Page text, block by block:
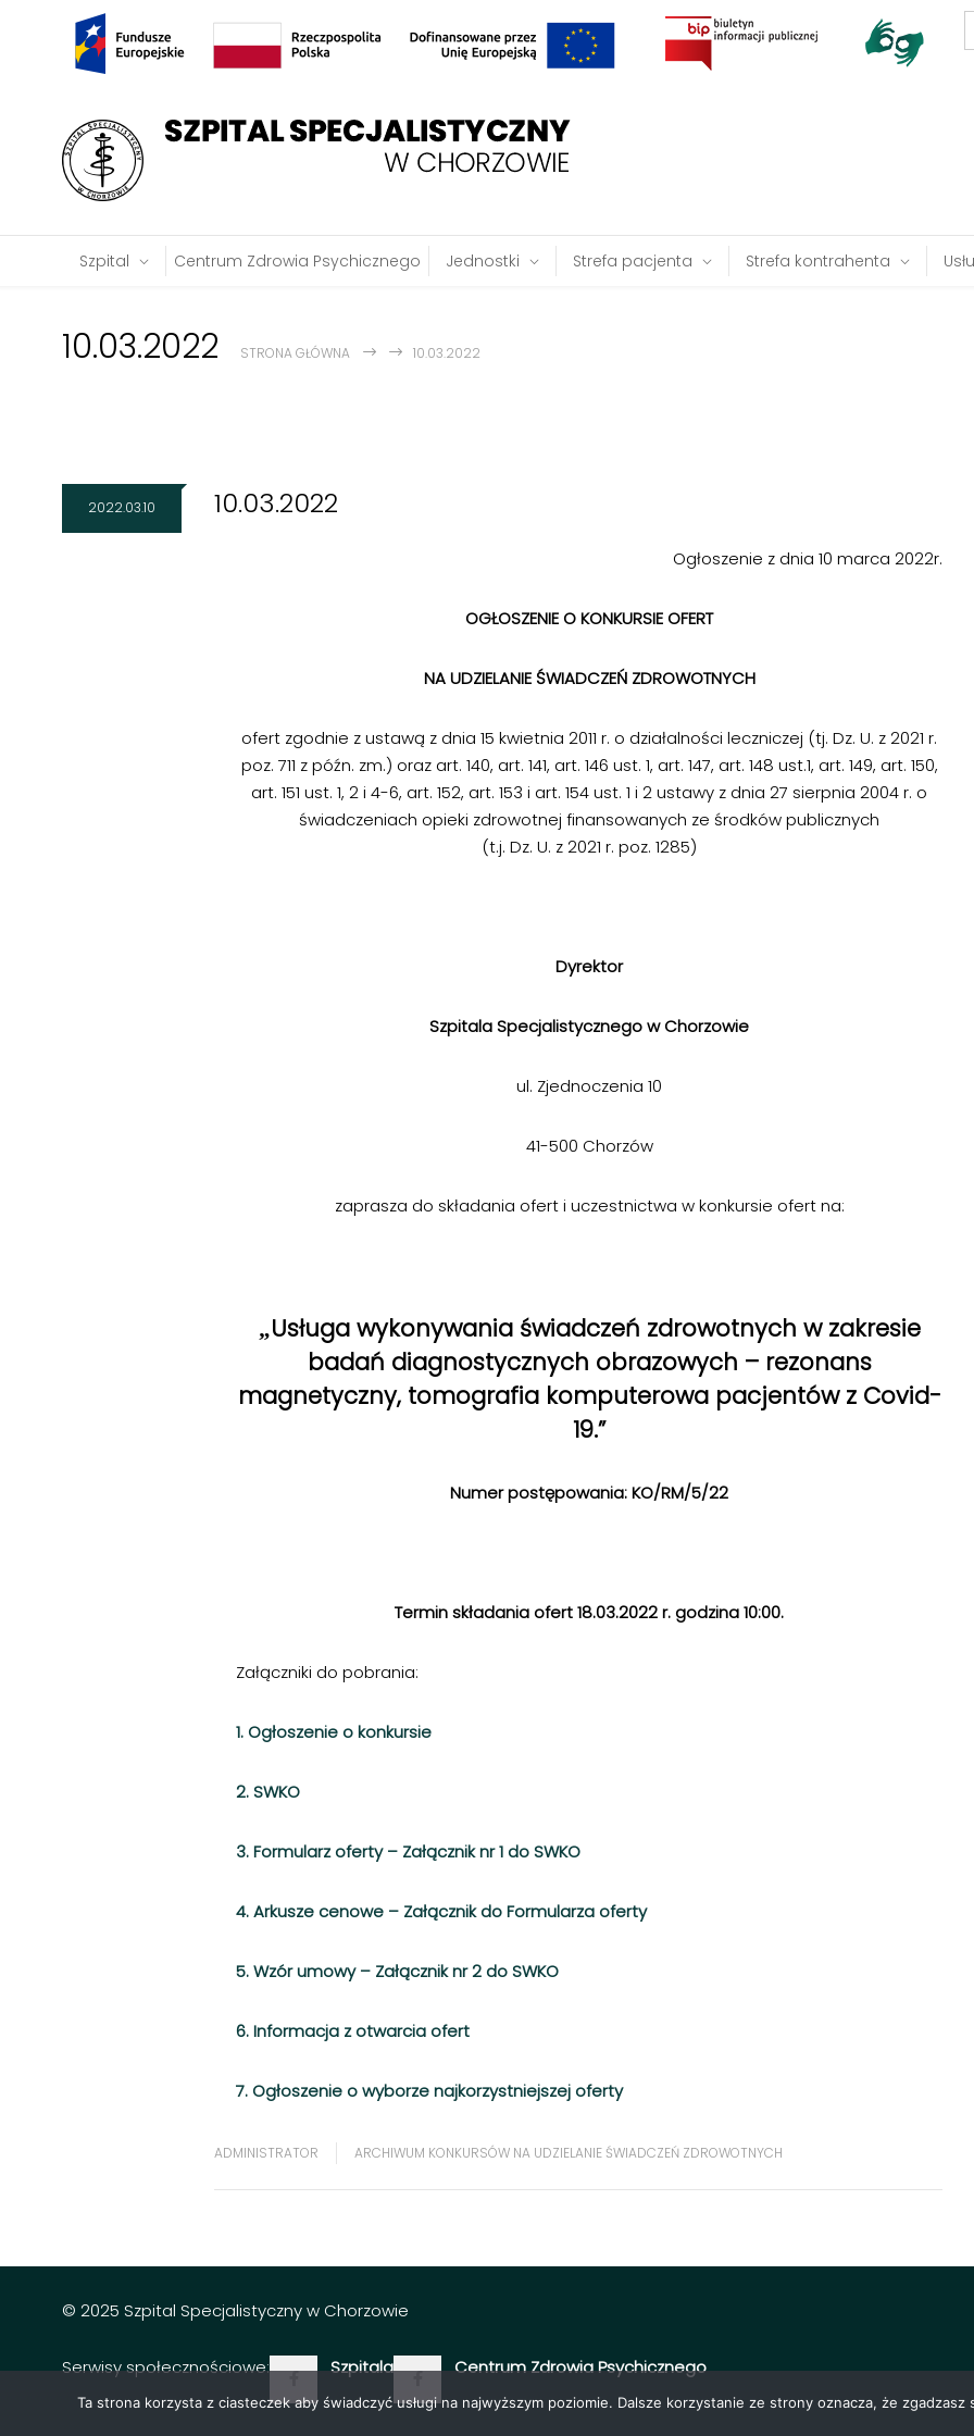
Szpital Centrum Zdrowia Psychicznego Jednostki Strefa pacjenta Strefa kontrahenta
10.03.2022 STRONA GŁÓWNA 10.03.2022
2022.03.10 10.03.2022
Ogłoszenie z dnia 10 marca 2022r.
OGŁOSZENIE O KONKURSIE OFERT
NA UDZIELANIE ŚWIADCZEŃ ZDROWOTNYCH
ofert zgodnie z ustawą z dnia 15 kwietnia 2011 r. o działalności leczniczej (tj. Dz. U. z 2021 r.
poz. 711 z późn. zm.) oraz art. 140, art. 141, art. 146 ust. 1, art. 147, art. 148 ust.1, art. 149, art. 150,
art. 151 ust. 1, 2 i 4-6, art. 152, art. 153 i art. 154 ust. 1 i 2 ustawy z dnia 27 sierpnia 2004 r. o
świadczeniach opieki zdrowotnej finansowanych ze środków publicznych
(t.j. Dz. U. z 2021 r. poz. 1285)
Dyrektor
Szpitala Specjalistycznego w Chorzowie
ul. Zjednoczenia 10
41-500 Chorzów
zaprasza do składania ofert i uczestnictwa w konkursie ofert na:
„Usługa wykonywania świadczeń zdrowotnych w zakresie
badań diagnostycznych obrazowych – rezonans
magnetyczny, tomografia komputerowa pacjentów z Covid-
19.”
Numer postępowania: KO/RM/5/22
Termin składania ofert 18.03.2022 r. godzina 10:00.
Załączniki do pobrania:
1. Ogłoszenie o konkursie
2. SWKO
3. Formularz oferty – Załącznik nr 1 do SWKO
4. Arkusze cenowe – Załącznik do Formularza oferty
5. Wzór umowy – Załącznik nr 2 do SWKO
6. Informacja z otwarcia ofert
7. Ogłoszenie o wyborze najkorzystniejszej oferty
ADMINISTRATOR ARCHIWUM KONKURSÓW NA UDZIELANIE ŚWIADCZEŃ ZDROWOTNYCH
© 2025 Szpital Specjalistyczny w Chorzowie
Serwisy społecznościowe: Szpitala Centrum Zdrowia Psychicznego
Ta strona korzysta z ciasteczek aby świadczyć usługi na najwyższym poziomie. Dalsze korzystanie ze strony oznacza, że zgadzasz